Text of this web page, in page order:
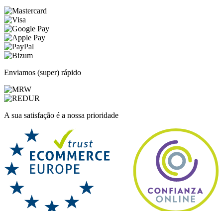
Enviamos (super) rápido
A sua satisfação é a nossa prioridade